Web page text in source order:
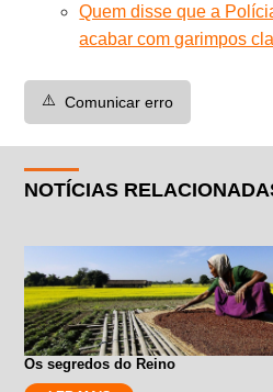
Quem disse que a
acabar com garimpos
⚠️ Comunicar erro
NOTÍCIAS
Os segredos do Reino